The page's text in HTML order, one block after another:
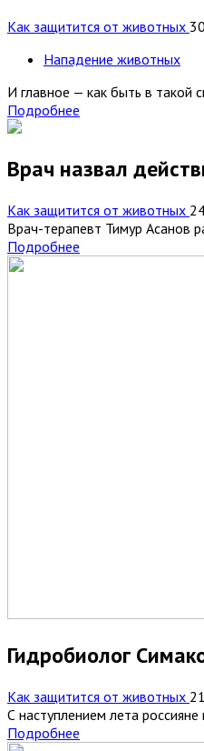
Как защитится от животных
Нападение животных
И главное — как быть в такой
Подробнее
Врач назвал
Как защитится от животных
Врач-терапевт Тимур Асанов
Подробнее
Гидробиолог
Как защитится от животных
С наступлением лета
Подробнее